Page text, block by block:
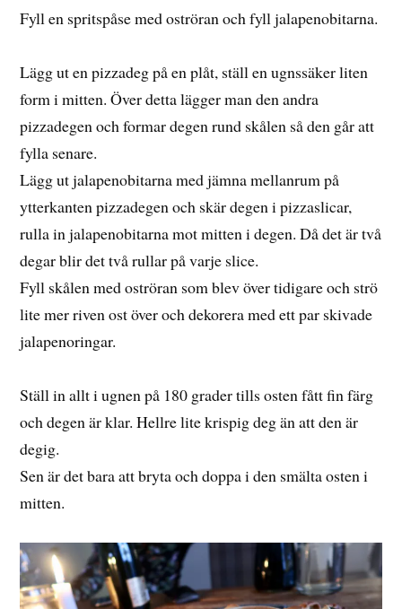
Fyll en spritspåse med oströran och fyll jalapenobitarna.
Lägg ut en pizzadeg på en plåt, ställ en ugnssäker liten
form i mitten. Över detta lägger man den andra
pizzadegen och formar degen rund skålen så den går att
fylla senare.
Lägg ut jalapenobitarna med jämna mellanrum på
ytterkanten pizzadegen och skär degen i pizzaslicar,
rulla in jalapenobitarna mot mitten i degen. Då det är två
degar blir det två rullar på varje slice.
Fyll skålen med oströran som blev över tidigare och strö
lite mer riven ost över och dekorera med ett par skivade
jalapenoringar.
Ställ in allt i ugnen på 180 grader tills osten fått fin färg
och degen är klar. Hellre lite krispig deg än att den är
degig.
Sen är det bara att bryta och doppa i den smälta osten i
mitten.